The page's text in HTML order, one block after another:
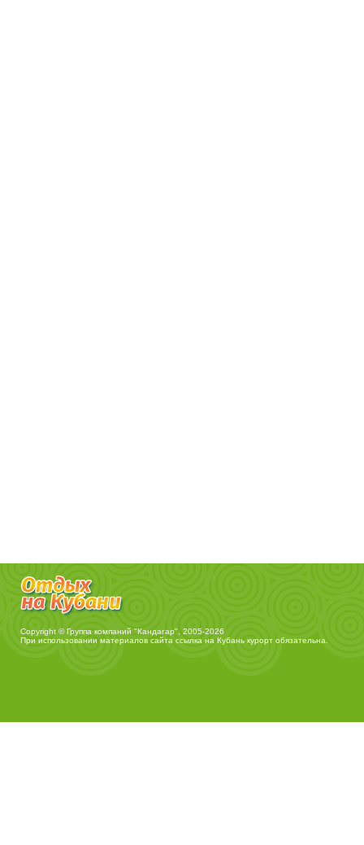
Copyright © Группа компаний "Кандагар", 2005-2026
При использовании материалов сайта ссылка на Кубань курорт обязательна.